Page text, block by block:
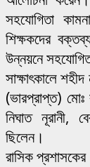
সহযোগিতা
শিক্ষকদের
উন্নয়নে
সাক্ষাৎকালে
(ভারপ্রাপ্ত)
নিঘাত নূরানী,
ছিলেন।
রাসিক প্রশাসকের